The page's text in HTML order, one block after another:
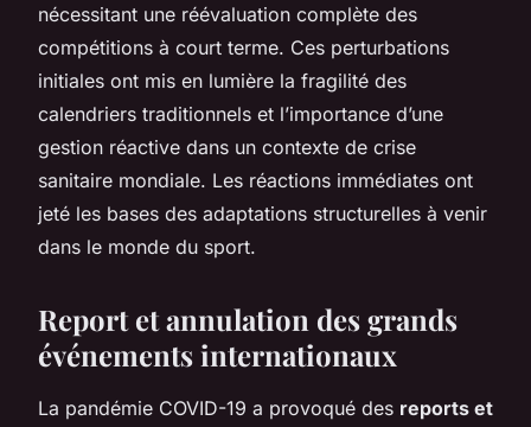
nécessitant une réévaluation complète des
compétitions à court terme. Ces perturbations
initiales ont mis en lumière la fragilité des
calendriers traditionnels et l’importance d’une
gestion réactive dans un contexte de crise
sanitaire mondiale. Les réactions immédiates ont
jeté les bases des adaptations structurelles à venir
dans le monde du sport.
Report et annulation des grands
événements internationaux
La pandémie COVID-19 a provoqué des reports et